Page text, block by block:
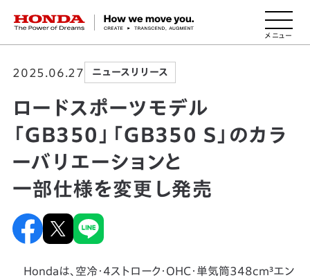
HONDA The Power of Dreams
2025.06.27 ニュースリリース
ロードスポーツモデル
「GB350」「GB350 S」のカラ
ーバリエーションと
一部仕様を変更し発売
Hondaは、空冷・4ストローク・OHC・単気筒348cm³エン